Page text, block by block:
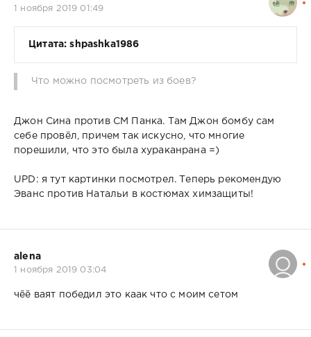
1 ноября 2019 01:49
Цитата: shpashka1986
Что можно посмотреть из боев?
Джон Сина против СМ Панка. Там Джон бомбу сам
себе провёл, причем так искусно, что многие
порешили, что это была хураканрана =)
UPD: я тут картинки посмотрел. Теперь рекомендую
Эванс против Натальи в костюмах химзащиты!
alena
1 ноября 2019 03:04
чёё ваят победил это каак что с моим сетом